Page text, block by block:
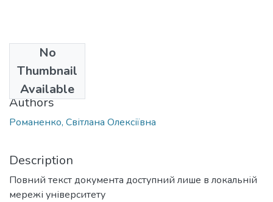
No
Thumbnail
Available
2009
Authors
Романенко, Світлана Олексіївна
Description
Повний текст документа доступний лише в локальній
мережі університету